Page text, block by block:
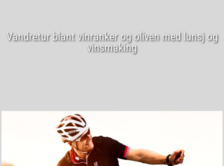
Vandretur blant vinranker og oliven med lunsj og
vinsmaking